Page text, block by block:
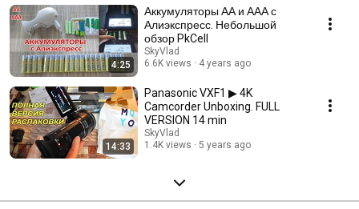
4:25
Аккумуляторы АА и ААА с
Алиэкспресс. Небольшой
обзор PkCell
SkyVlad
6.6K views
4 years ago
14:33
Panasonic VXF1 ▶ 4K
Camcorder Unboxing. FULL
VERSION 14 min
SkyVlad
1.4K views
5 years ago